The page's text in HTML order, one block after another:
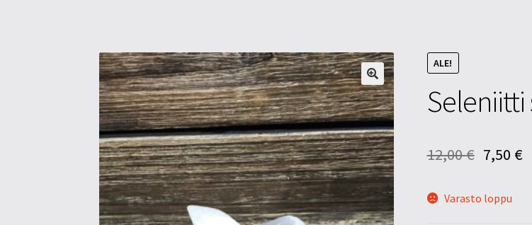
ALE!
Seleniitti
12,00€ 7,50 €
Varasto loppu